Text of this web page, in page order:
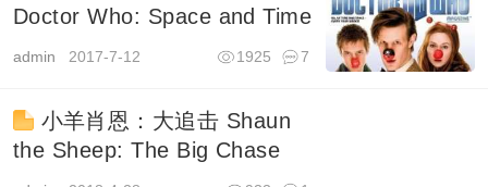
Doctor Who: Space and Time
admin 2017-7-12 7
1925
小羊肖恩：大追击 Shaun
the Sheep: The Big Chase